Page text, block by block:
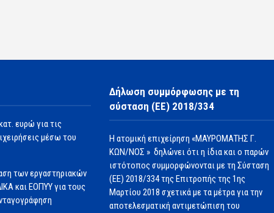
ευρώ για τις
μέσω του
των εργαστηριακών
και ΕΟΠΥΥ για τους
Δήλωση συμμόρφωσης με τη
σύσταση (ΕΕ) 2018/334
Η ατομική επιχείρηση «ΜΑΥΡΟΜΑΤΗΣ Γ.
ΚΩΝ/ΝΟΣ » δηλώνει ότι η ίδια και ο παρών
ιστότοπος συμμορφώνονται με τη Σύσταση
(ΕΕ) 2018/334 της Επιτροπής της 1ης
Μαρτίου 2018 σχετικά με τα μέτρα για την
αποτελεσματική αντιμετώπιση του